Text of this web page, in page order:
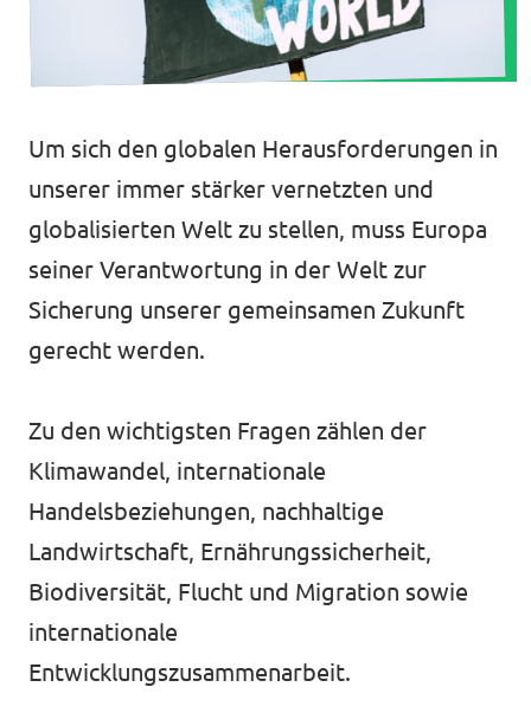
Volt in deinem Bundesland
Volt Deutschland Merchandise Shop
Unsere Events
Presse
Volt vor Ort
Mache bei uns mit!
Deine Spende für Volt!
Jobs bei Volt
Transparenz
Um sich den globalen Herausforderungen in
unserer immer stärker vernetzten und
globalisierten Welt zu stellen, muss Europa
seiner Verantwortung in der Welt zur
Sicherung unserer gemeinsamen Zukunft
gerecht werden.
Zu den wichtigsten Fragen zählen der
Klimawandel, internationale
Handelsbeziehungen, nachhaltige
Landwirtschaft, Ernährungssicherheit,
Biodiversität, Flucht und Migration sowie
internationale
Entwicklungszusammenarbeit.